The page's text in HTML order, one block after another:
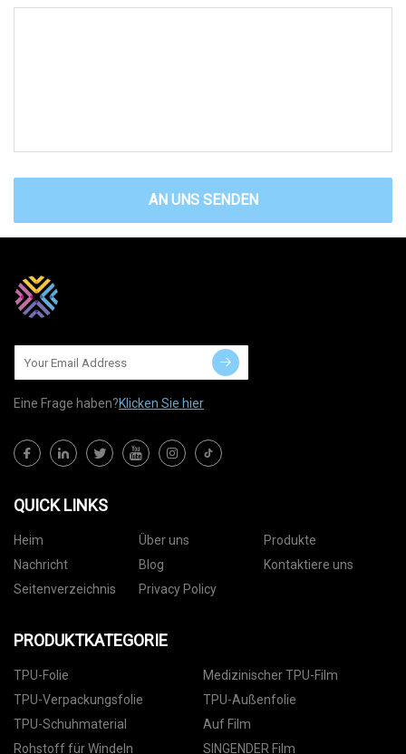
AN UNS SENDEN
Eine Frage haben?Klicken Sie hier
QUICK LINKS
Heim Über uns
Produkte
Nachricht
Blog
Kontaktiere uns
Seitenverzeichnis
Privacy Policy
PRODUKTKATEGORIE
TPU-Folie
Medizinischer TPU-Film
TPU-Verpackungsfolie
TPU-Außenfolie
TPU-Schuhmaterial
Auf Film
Rohstoff für Windeln
SINGENDER Film